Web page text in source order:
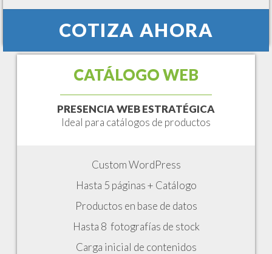
COTIZA AHORA
CATÁLOGO WEB
PRESENCIA WEB ESTRATÉGICA
Ideal para catálogos de productos
Custom WordPress
Hasta 5 páginas + Catálogo
Productos en base de datos
Hasta 8 fotografías de stock
Carga inicial de contenidos